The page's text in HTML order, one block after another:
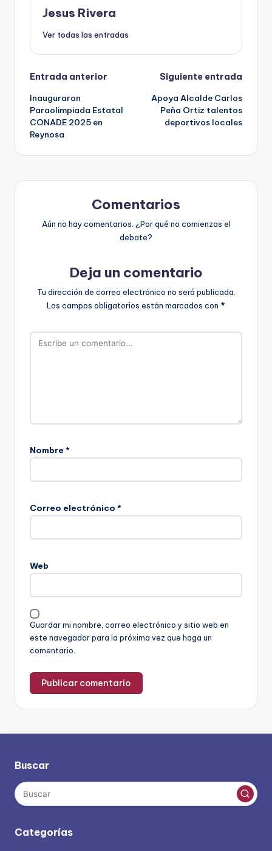
Jesus Rivera
Ver todas las entradas
Navegación
de
entradas
Entrada anterior
Inauguraron
Paraolimpiada Estatal
CONADE 2025 en
Reynosa
Siguiente entrada
Apoya Alcalde Carlos
Peña Ortiz talentos
deportivos locales
Comentarios
Aún no hay comentarios. ¿Por qué no comienzas el
debate?
Deja un comentario
Tu dirección de correo electrónico no será publicada.
Los campos obligatorios están marcados con *
Nombre *
Correo electrónico *
Web
Guardar mi nombre, correo electrónico y sitio web en
este navegador para la próxima vez que haga un
comentario.
Buscar
Categorías